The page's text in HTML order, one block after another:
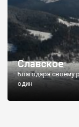
Славское
Благодаря своему
один